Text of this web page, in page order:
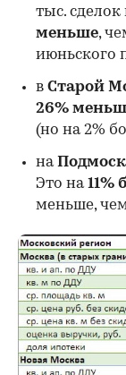
тыс. сделок
меньше,
июньского
в Старой
26%
(но на 2%
на
Это на11%
меньше,